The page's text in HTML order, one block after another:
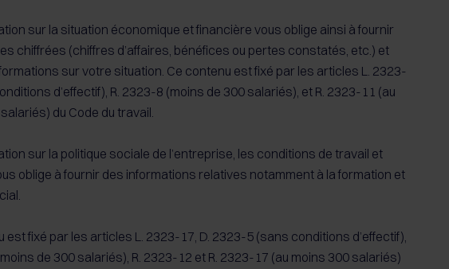
sur la situation économique et financière vous oblige ainsi à fournir
chiffrées (chiffres d’affaires, bénéfices ou pertes constatés, etc.) et
sur votre situation. Ce contenu est fixé par les articles L. 2323-
d’effectif), R. 2323-8 (moins de 300 salariés), et R. 2323-11 (au
du Code du travail.
sur la politique sociale de l’entreprise, les conditions de travail et
oblige à fournir des informations relatives notamment à la formation et
est fixé par les articles L. 2323-17, D. 2323-5 (sans conditions d’effectif),
de 300 salariés), R. 2323-12 et R. 2323-17 (au moins 300 salariés)